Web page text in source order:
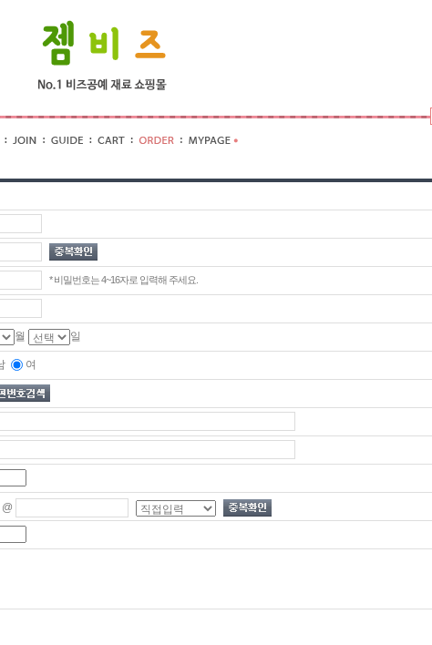
* 비밀번호는 4~16자로 입력해 주세요.
월 일
여
@